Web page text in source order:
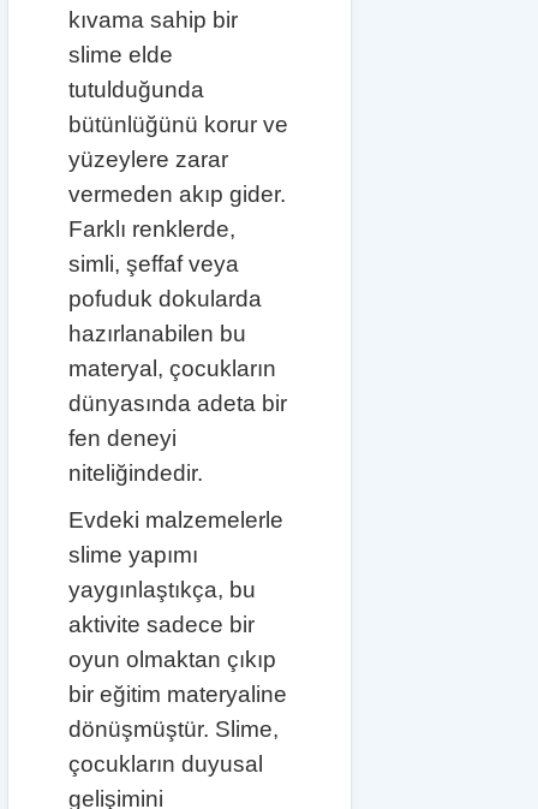
kıvama sahip bir
slime elde
tutulduğunda
bütünlüğünü korur ve
yüzeylere zarar
vermeden akıp gider.
Farklı renklerde,
simli, şeffaf veya
pofuduk dokularda
hazırlanabilen bu
materyal, çocukların
dünyasında adeta bir
fen deneyi
niteliğindedir.
Evdeki malzemelerle
slime yapımı
yaygınlaştıkça, bu
aktivite sadece bir
oyun olmaktan çıkıp
bir eğitim materyaline
dönüşmüştür. Slime,
çocukların duyusal
gelişimini